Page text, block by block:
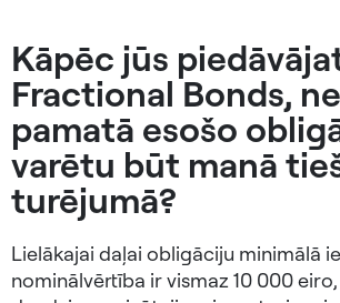
Kāpēc jūs
Fractional Bonds,
pamatā esošo
varētu būt manā
turējumā?
Lielākajai daļai obligāciju minimālā
nominālvērtība ir vismaz 10 000